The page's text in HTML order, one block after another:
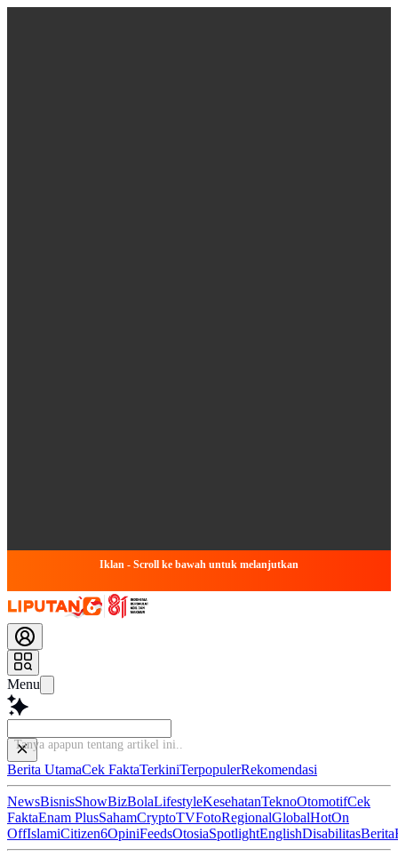
Iklan - Scroll ke bawah untuk melanjutkan
Menu
Tanya apapun tentang artik
Berita UtamaCek FaktaTerkiniTerpopulerRekomendasi
NewsBisnisShowBizBolaLifestyleKesehatanTeknoOtomotifCek
FaktaEnam PlusSahamCryptoTVFotoRegionalGlobalHotOn
OffIslamiCitizen6OpiniFeedsOtosiaSpotlightEnglishDisabilitasBerita